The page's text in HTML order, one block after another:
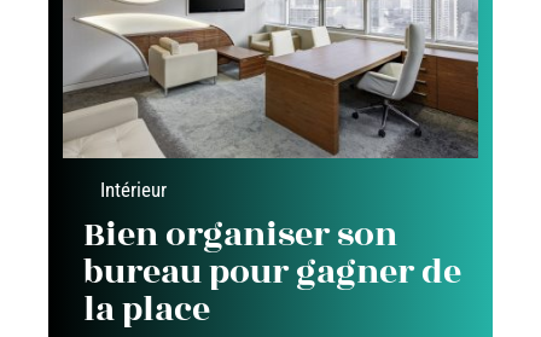
Intérieur
Bien organiser son
bureau pour gagner de
la place